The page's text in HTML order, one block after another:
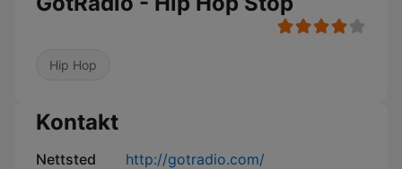
Hip Hop
Kontakt
Nettsted http://gotradio.com/